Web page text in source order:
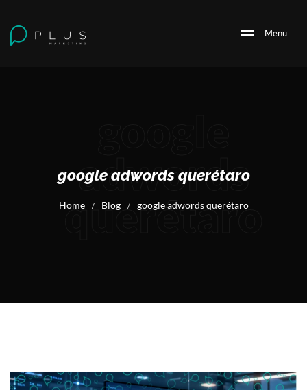
Menu
adwords
querétaro
google adwords querétaro
Home / Blog / google adwords querétaro